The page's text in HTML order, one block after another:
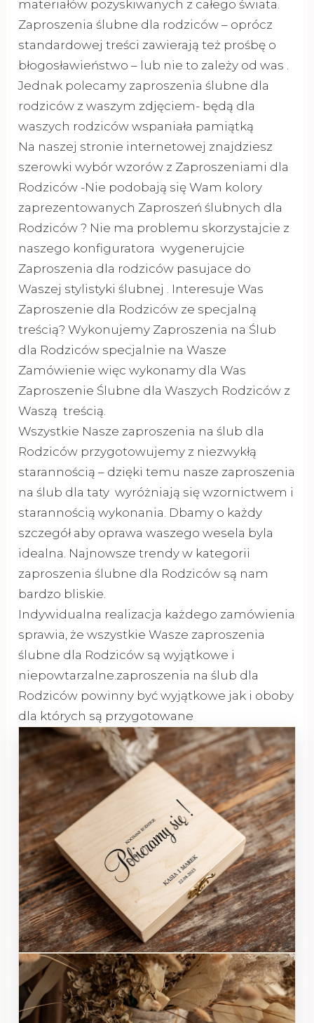
materiałów pozyskiwanych z całego świata.
Zaproszenia ślubne dla rodziców – oprócz
standardowej treści zawierają też prośbę o
błogosławieństwo – lub nie to zależy od was .
Jednak polecamy zaproszenia ślubne dla
rodziców z waszym zdjęciem- będą dla
waszych rodziców wspaniała pamiątką
Na naszej stronie internetowej znajdziesz
szerowki wybór wzorów z Zaproszeniami dla
Rodziców -Nie podobają się Wam kolory
zaprezentowanych Zaproszeń ślubnych dla
Rodziców ? Nie ma problemu skorzystajcie z
naszego konfiguratora wygenerujcie
Zaproszenia dla rodziców pasujace do
Waszej stylistyki ślubnej . Interesuje Was
Zaproszenie dla Rodziców ze specjalną
treścią? Wykonujemy Zaproszenia na Ślub
dla Rodziców specjalnie na Wasze
Zamówienie więc wykonamy dla Was
Zaproszenie Ślubne dla Waszych Rodziców z
Waszą treścią.
Wszystkie Nasze zaproszenia na ślub dla
Rodziców przygotowujemy z niezwykłą
starannością – dzięki temu nasze zaproszenia
na ślub dla taty wyróżniają się wzornictwem i
starannością wykonania. Dbamy o każdy
szczegół aby oprawa waszego wesela byla
idealna. Najnowsze trendy w kategorii
zaproszenia ślubne dla Rodziców są nam
bardzo bliskie.
Indywidualna realizacja każdego zamówienia
sprawia, że wszystkie Wasze zaproszenia
ślubne dla Rodziców są wyjątkowe i
niepowtarzalne.zaproszenia na ślub dla
Rodziców powinny być wyjątkowe jak i oboby
dla których są przygotowane